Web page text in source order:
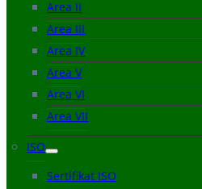
Area II
Area III
Area IV
Area V
Area VI
Area VII
ISO
Sertifikat ISO